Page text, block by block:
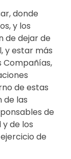
donde
y los
de dejar de
y estar más
Compañías,
de estas
de las
de
de los
de